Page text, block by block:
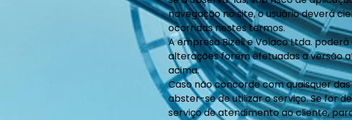
navegação no site, o usuário deverá
ocorridas nestes termos.
A empresa Bizeli e Volaco Ltda.
alterações forem efetuadas a versão
acima.
Caso não concorde com quaisquer
abster-se de utilizar o serviço. Se for
serviço de atendimento ao cliente,